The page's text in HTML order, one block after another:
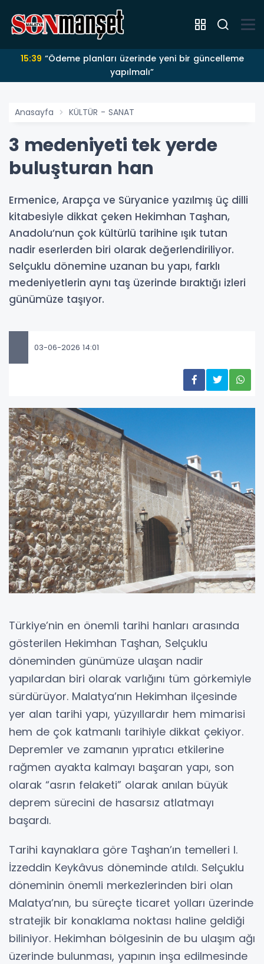
15:39
yapılmalı”
Anasayfa KÜLTÜR - SANAT
3 medeniyeti tek yerde
buluşturan han
Ermenice, Arapça ve Süryanice yazılmış üç dilli
kitabesiyle dikkat çeken Hekimhan Taşhan,
Anadolu’nun çok kültürlü tarihine ışık tutan
nadir eserlerden biri olarak değerlendiriliyor.
Selçuklu dönemine uzanan bu yapı, farklı
medeniyetlerin aynı taş üzerinde bıraktığı izleri
günümüze taşıyor.
03-06-2026 14:01
Türkiye’nin en önemli tarihi hanları arasında
gösterilen Hekimhan Taşhan, Selçuklu
döneminden günümüze ulaşan nadir
yapılardan biri olarak varlığını tüm görkemiyle
sürdürüyor. Malatya’nın Hekimhan ilçesinde
yer alan tarihi yapı, yüzyıllardır hem mimarisi
hem de çok katmanlı tarihiyle dikkat çekiyor.
Depremler ve zamanın yıpratıcı etkilerine
rağmen ayakta kalmayı başaran yapı, son
olarak “asrın felaketi” olarak anılan büyük
deprem sürecini de hasarsız atlatmayı
başardı.
Tarihi kaynaklara göre Taşhan’ın temelleri I.
İzzeddin Keykâvus döneminde atıldı. Selçuklu
döneminin önemli merkezlerinden biri olan
Malatya’nın, bu süreçte ticaret yolları üzerinde
stratejik bir konaklama noktası haline geldiği
biliniyor. Hekimhan bölgesinin de bu ulaşım ağı
üzerinde bulunması, yapının inşa edilmesinde